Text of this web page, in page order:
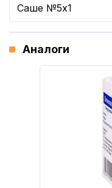
Саше №5x1
Аналоги